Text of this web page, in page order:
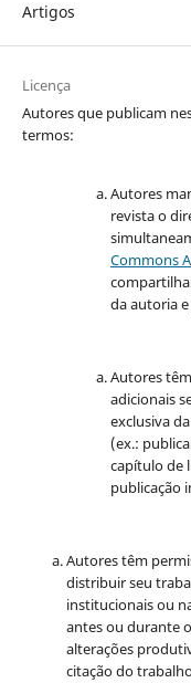
Artigos
Licença
Autores que publicam
termos:
Autores
revista o
Commons
da autoria
Autores
adicionais
exclusiva
(ex.:
capítulo de
publicação
Autores têm
distribuir seu
institucionais ou
antes ou durante
alterações
citação do